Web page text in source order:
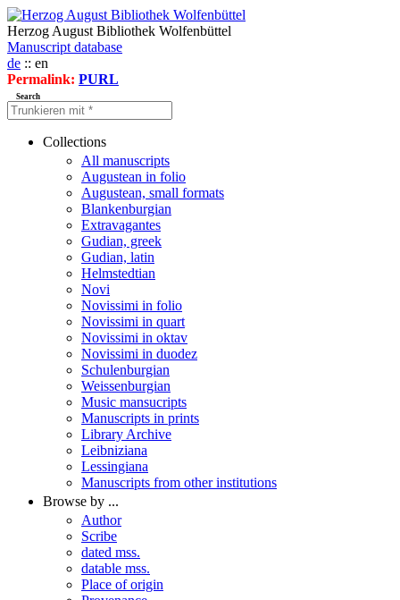
Herzog August Bibliothek Wolfenbüttel
Manuscript database
de :: en
Permalink: PURL
Search
Collections
All manuscripts
Augustean in folio
Augustean, small formats
Blankenburgian
Extravagantes
Gudian, greek
Gudian, latin
Helmstedtian
Novi
Novissimi in folio
Novissimi in quart
Novissimi in oktav
Novissimi in duodez
Schulenburgian
Weissenburgian
Music mansucripts
Manuscripts in prints
Library Archive
Leibniziana
Lessingiana
Manuscripts from other institutions
Browse by ...
Author
Scribe
dated mss.
datable mss.
Place of origin